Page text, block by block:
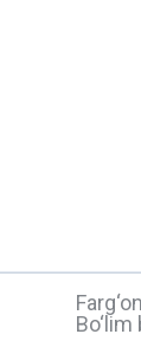
Bo‘lim